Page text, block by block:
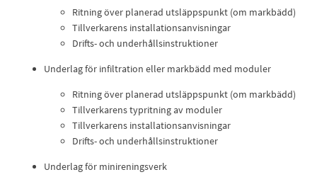
Ritning över planerad utsläppspunkt (om markbädd)
Tillverkarens installationsanvisningar
Drifts- och underhållsinstruktioner
Underlag för infiltration eller markbädd med moduler
Ritning över planerad utsläppspunkt (om markbädd)
Tillverkarens typritning av moduler
Tillverkarens installationsanvisningar
Drifts- och underhållsinstruktioner
Underlag för minireningsverk